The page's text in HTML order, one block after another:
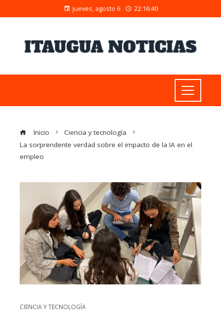
jueves, agosto 6 22:16:41
Inicio
Ciencia y tecnología
La sorprendente verdad sobre el impacto de la IA en el
empleo
CIENCIA Y TECNOLOGÍA